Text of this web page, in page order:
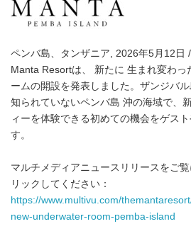
ペンバ島、タンザニア, 2026年5月12日
Manta Resortは、 新たに 生まれ変わ
ームの開設を発表しました。ザンジバ
知られていないペンバ島 沖の海域で、
ィーを体験できる初めての機会をゲス
す。
マルチメディアニュースリリースをご
リックしてください：
https://www.multivu.com/
new-underwater-room-pemba-island